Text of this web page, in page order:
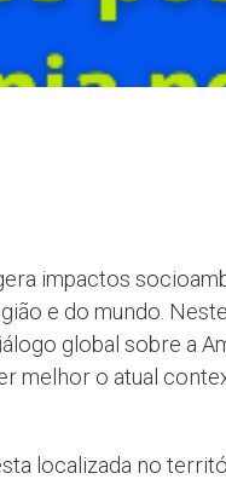
impactos
e do mundo.
global sobre a
melhor o atual
localizada no